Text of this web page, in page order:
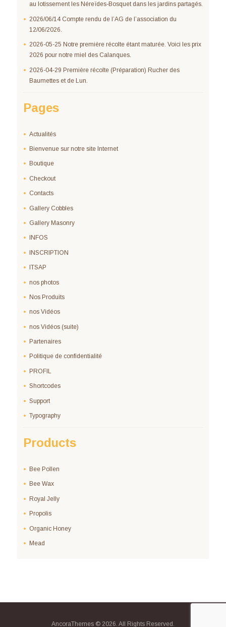
au lotissement les Néreïdes-Bosquet dans les jardins partagés.
2026/06/14 Compte rendu de l’AG de l’association du
12/06/2026.
2026-05-25 Notre première récolte étant maturée. Voici les prix
2026 pour notre miel des Calanques.
2026-04-29 Première récolte (Préparation) Rucher des
Baumettes et de Lun.
Pages
Actualités
Bienvenue sur notre site Internet
Boutique
Checkout
Contacts
Gallery Cobbles
Gallery Masonry
INFOS
INSCRIPTION
ITSAP
nos photos
Nos Produits
nos Vidéos
nos Vidéos (suite)
Partenaires
Politique de confidentialité
PROFIL
Shortcodes
Support
Typography
Products
Bee Pollen
Bee Wax
Royal Jelly
Propolis
Organic Honey
Mead
AncoraThemes © 2026. All Rights Reserved.